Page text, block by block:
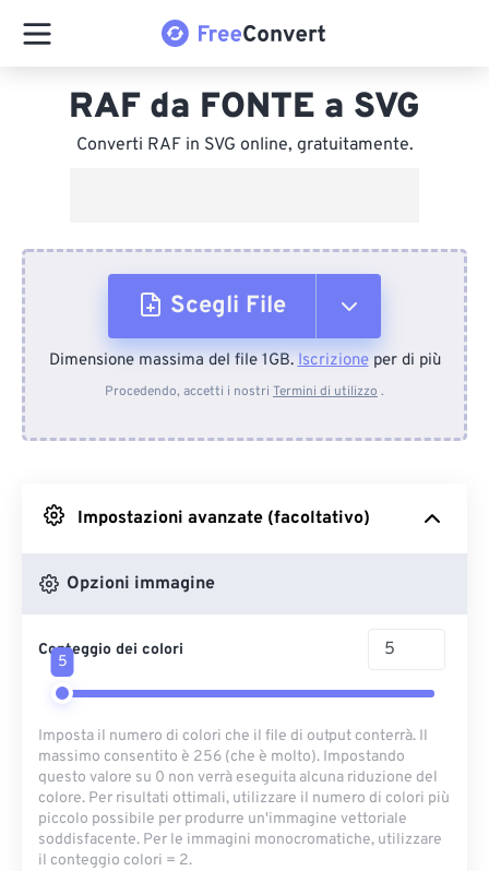
RAF da FONTE a SVG
Converti RAF in SVG online, gratuitamente.
Scegli File
Dal dispositivo
Da Google Drive
Dimensione massima del file 1GB.Iscrizioneper di più
Procedendo, accetti i nostri Termini di utilizzo .
Impostazioni avanzate (facoltativo)
Opzioni immagine
Conteggio dei colori
5
Imposta il numero di colori che il file di output conterrà. Il
massimo consentito è 256 (che è molto). Impostando
questo valore su 0 non verrà eseguita alcuna riduzione del
colore. Per risultati ottimali, utilizzare il numero di colori più
piccolo possibile per produrre un'immagine vettoriale
soddisfacente. Per le immagini monocromatiche, utilizzare
il conteggio colori = 2.